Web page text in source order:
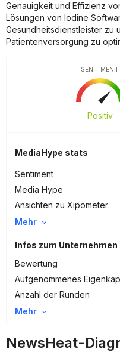
Genauigkeit und Effizienz
Lösungen von Iodine
Gesundheitsdienstleister zu
Patientenversorgung zu
Positiv
SENTIMENT
MediaHype stats
Sentiment
Media Hype
Ansichten zu Xipometer
Mehr
Infos zum Unternehmen
Bewertung
Aufgenommenes
Anzahl der Runden
Mehr
NewsHeat-